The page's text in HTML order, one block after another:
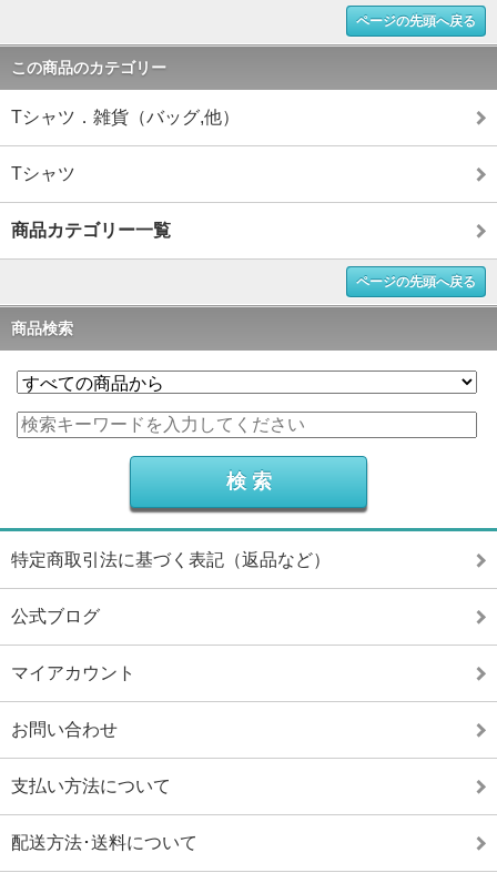
ページの先頭へ戻る
この商品のカテゴリー
Tシャツ．雑貨（バッグ,他）
Tシャツ
商品カテゴリー一覧
ページの先頭へ戻る
商品検索
特定商取引法に基づく表記（返品など）
公式ブログ
マイアカウント
お問い合わせ
支払い方法について
配送方法･送料について